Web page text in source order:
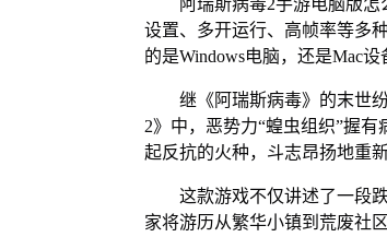
阿瑞斯病毒2手游电脑版
设置、多开运行、高帧率等多
的是Windows电脑，还是Mac
继《阿瑞斯病毒》的末世
2》中，恶势力“蝗虫组织”握
起反抗的火种，斗志昂扬地重
这款游戏不仅讲述了一段
家将游历从繁华小镇到荒废社